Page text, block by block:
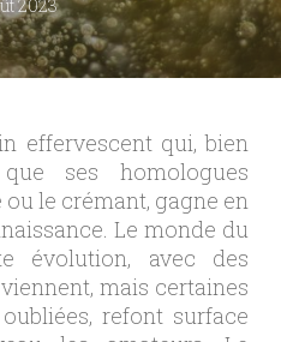
2023
effervescent qui, bien
ses homologues
le crémant, gagne en
Le monde du
évolution, avec des
mais certaines
refont surface